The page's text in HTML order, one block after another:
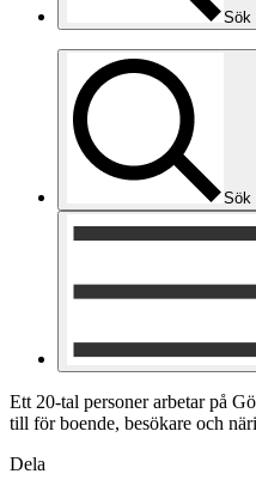
Sök
Sök
Ett 20-tal personer arbetar på
till för boende, besökare och
Dela